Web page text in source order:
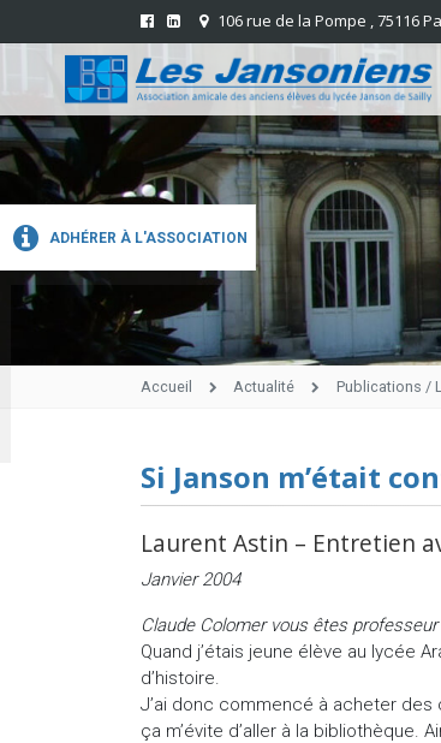
ADHÉRER À L'ASSOCIATION
106 rue de la Pompe , 75116
Accueil Actualité Publications /
Si Janson m’était
Laurent Astin – Entretien
Janvier 2004
Claude Colomer vous êtes
Quand j’étais jeune élève au lycée
d’histoire.
J’ai donc commencé à acheter des
ça m’évite d’aller à la bibliothèque.